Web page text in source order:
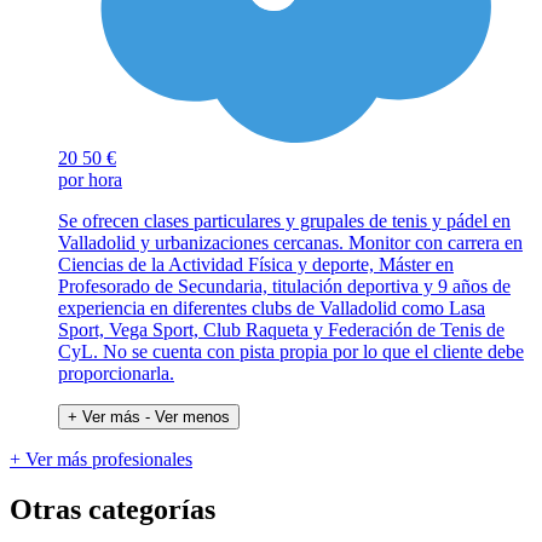
20 50 €
por hora
Se ofrecen clases particulares y grupales de tenis y pádel en
Valladolid y urbanizaciones cercanas. Monitor con carrera en
Ciencias de la Actividad Física y deporte, Máster en
Profesorado de Secundaria, titulación deportiva y 9 años de
experiencia en diferentes clubs de Valladolid como Lasa
Sport, Vega Sport, Club Raqueta y Federación de Tenis de
CyL. No se cuenta con pista propia por lo que el cliente debe
proporcionarla.
+ Ver más - Ver menos
+ Ver más profesionales
Otras categorías